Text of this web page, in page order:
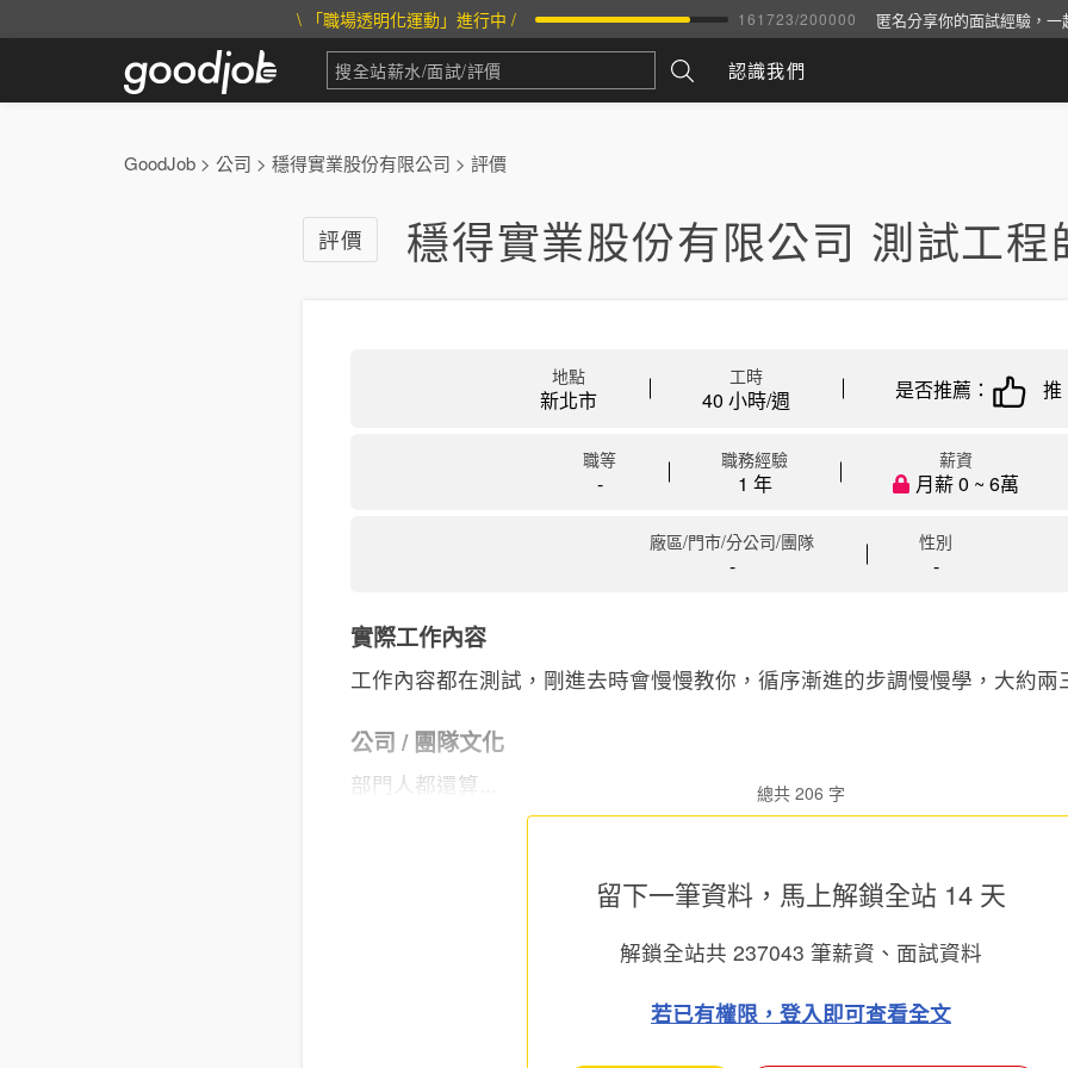
\ 「職場透明化運動」進行中 / 161723/200000 匿名分享你的面試經驗，一
認識我們
GoodJob > 公司 > 穩得實業股份有限公司 > 評價
評價 穩得實業股份有限公司 測試工程
地點
新北市
工時
40 小時/週 是否推薦： 推
職等
-
職務經驗
1 年
薪資
月薪 0 ~ 6萬
廠區/門市/分公司/團隊
-
性別
-
實際工作內容
工作內容都在測試，剛進去時會慢慢教你，循序漸進的步調慢慢學，大約兩
公司 / 團隊文化
部門人都還算... 總共 206 字
留下一筆資料，馬上解鎖全站 14 天
解鎖全站共 237043 筆薪資、面試資料
若已有權限，登入即可查看全文